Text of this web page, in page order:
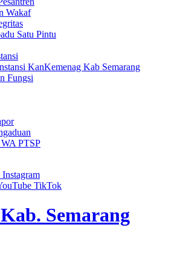
Wakaf
Satu Pintu
KanKemenag Kab Semarang
Fungsi
PTSP
Instagram
TikTok
Semarang